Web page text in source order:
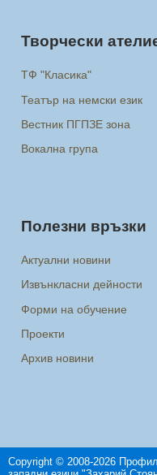
Творчески
ТФ "Класика"
Театър на немски език
Вестник ПГПЗЕ зона
Вокална група
Полезни връзки
Актуални новини
Извънкласни дейности
Форми на обучение
Проекти
Архив новини
Copyright © 2008-2026